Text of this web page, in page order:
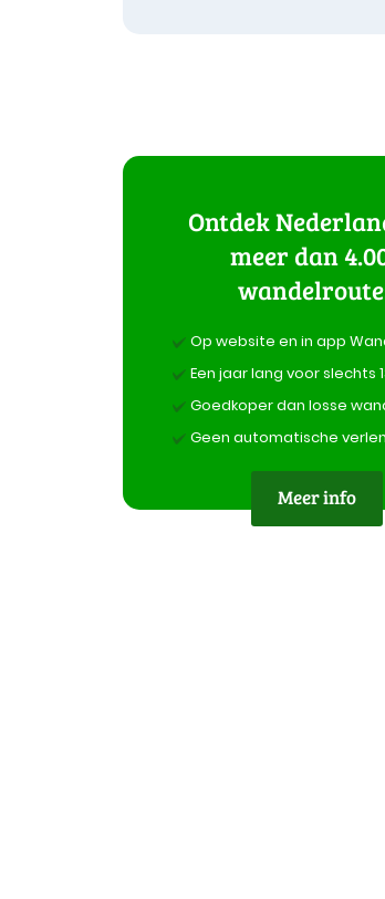
Ontdek
meer dan
Op website en in app
Een jaar lang voor slechts
Goedkoper dan losse
Geen automatische
Meer info